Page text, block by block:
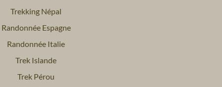
Trekking Népal
Randonnée Espagne
Randonnée Italie
Trek Islande
Trek Pérou